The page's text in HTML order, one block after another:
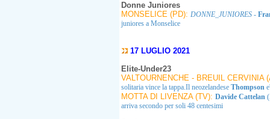
Donne Juniores
MONSELICE (PD): DONNE_JUNIORES -
juniores a Monselice
17 LUGLIO 2021
Elite-Under23
VALTOURNENCHE - BREUIL CERVINIA
solitaria vince la tappa.Il neozelandese Thompson
MOTTA DI LIVENZA (TV): Davide Cattelan
arriva secondo per soli 48 centesimi